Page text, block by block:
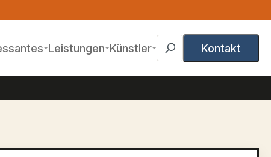
Leistungen Künstler Kontakt